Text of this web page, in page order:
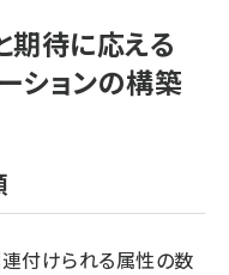
期待に応える
ションの構築
連付けられる属性の数